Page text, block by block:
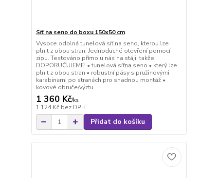
Síť na seno do boxu 150x50 cm
Vysoce odolná tunelová síť na seno, kterou lze
plnit z obou stran. Jednoduché otevření pomocí
zipu. Testováno přímo u nás na stáji, takže
DOPORUČUJEME! • tunelová síťna seno • který lze
plnit z obou stran • robustní pásy s pružinovými
karabinami po stranách pro snadnou montáž •
kovové obruče/výztu...
1 360 Kč/ks
1 124 Kč bez DPH
Přidat do košíku